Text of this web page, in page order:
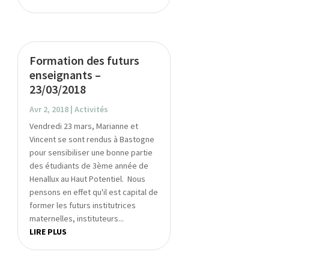
Formation des futurs
enseignants –
23/03/2018
Avr 2, 2018| Activités
Vendredi 23 mars, Marianne et
Vincent se sont rendus à Bastogne
pour sensibiliser une bonne partie
des étudiants de 3ème année de
Henallux au Haut Potentiel. Nous
pensons en effet qu'il est capital de
former les futurs institutrices
maternelles, instituteurs...
LIRE PLUS